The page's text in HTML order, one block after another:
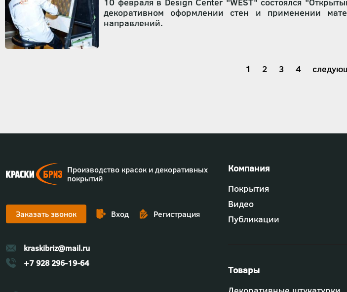
декоративном оформлении стен и применении
направлений.
Текущая
1 Страница
2 Страница
3 Страница
4
Производство красок и декоративных
покрытий
Заказать звонок Вход Регистрация
kraskibriz@mail.ru
+7 928 296-19-64
Футер
-
меню
"Компания"
Покрытия
Видео
Публикации